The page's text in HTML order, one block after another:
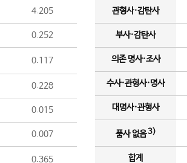
4.205
0.252
0.117
0.228
0.015
0.007
0.365
관형사·감탄사
부사·감탄사
의존 명사·조사
수사·관형사·명사
대명사·관형사
품사 없음3)
합계